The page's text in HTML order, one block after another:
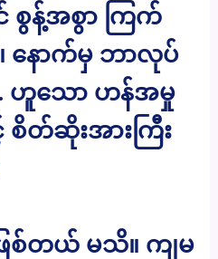
စွန့်အစွာ ကြက်
နောက်မှ ဘာလုပ်
ဟူသော ဟန်အမှု
စိတ်ဆိုးအားကြီး
စ်တယ် မသိ။ ကျမ